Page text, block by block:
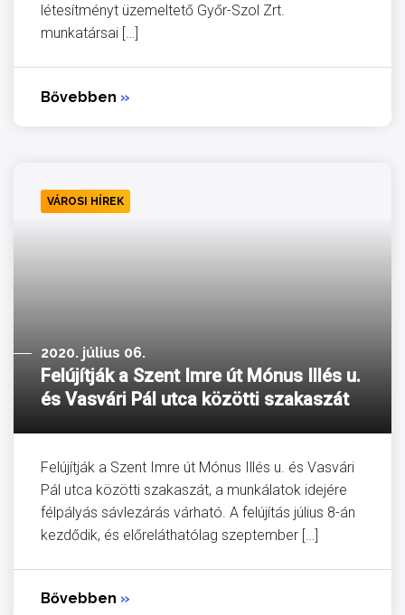
létesítményt üzemeltető Győr-Szol Zrt.
munkatársai […]
Bővebben »
VÁROSI HÍREK
2020. július 06.
Felújítják a Szent Imre út Mónus Illés u.
és Vasvári Pál utca közötti szakaszát
Felújítják a Szent Imre út Mónus Illés u. és Vasvári
Pál utca közötti szakaszát, a munkálatok idejére
félpályás sávlezárás várható. A felújítás július 8-án
kezdődik, és előreláthatólag szeptember […]
Bővebben »